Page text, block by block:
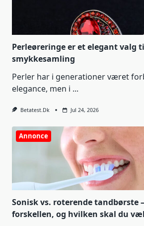
Perleøreringe er et elegant valg
smykkesamling
Perler har i generationer været
elegance, men i ...
Betatest.dk Jul 24, 2026
Annonce
Sonisk vs. roterende tandbørste
forskellen, og hvilken skal du